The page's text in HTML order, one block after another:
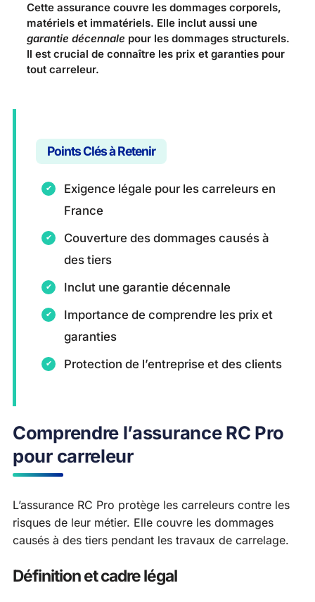
Cette assurance couvre les dommages corporels,
matériels et immatériels. Elle inclut aussi une
garantie décennale pour les dommages structurels.
Il est crucial de connaître les prix et garanties pour
tout carreleur.
Points Clés à Retenir
Exigence légale pour les carreleurs en
France
Couverture des dommages causés à
des tiers
Inclut une garantie décennale
Importance de comprendre les prix et
garanties
Protection de l’entreprise et des clients
Comprendre l’assurance RC Pro
pour carreleur
L’assurance RC Pro protège les carreleurs contre les
risques de leur métier. Elle couvre les dommages
causés à des tiers pendant les travaux de carrelage.
Définition et cadre légal